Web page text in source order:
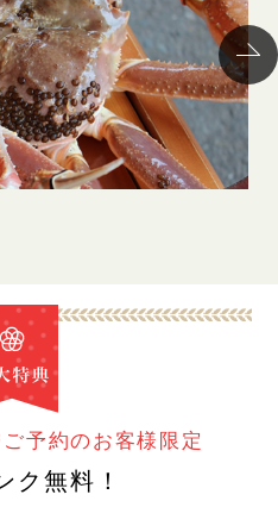
ご予約のお客様限定
ク無料！